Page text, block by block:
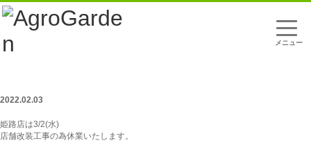
t
o
g
2022.02.03
姫路店は3/2(水)
店舗改装工事の為休業いたします。